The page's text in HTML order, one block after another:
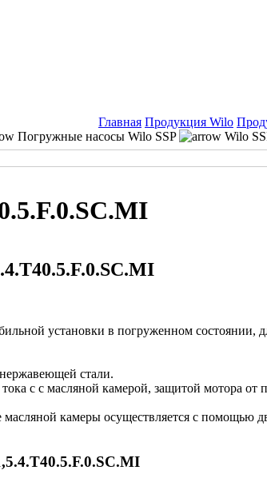
Главная Продукция Wilo
Погружные насосы Wilo SSP Wilo
установки в погруженном состоянии,
нержавеющей стали.
с с масляной камерой, защитой мотора от
камеры осуществляется с помощью